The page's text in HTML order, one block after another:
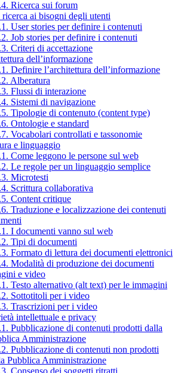
Ricerca sui forum
ai bisogni degli utenti
User stories per definire i contenuti
Job stories per definire i contenuti
Criteri di accettazione
dell’informazione
Definire l’architettura dell’informazione
Alberatura
Flussi di interazione
Sistemi di navigazione
Tipologie di contenuto (content type)
Ontologie e standard
Vocabolari controllati e tassonomie
e linguaggio
Come leggono le persone sul web
Le regole per un linguaggio semplice
Microtesti
Scrittura collaborativa
Content critique
Traduzione e localizzazione dei contenuti
I documenti vanno sul web
Tipi di documenti
Formato di lettura dei documenti elettronici
Modalità di produzione dei documenti
e video
Testo alternativo (alt text) per le immagini
Sottotitoli per i video
Trascrizioni per i video
intellettuale e privacy
Pubblicazione di contenuti prodotti dalla
Amministrazione
Pubblicazione di contenuti non prodotti
Pubblica Amministrazione
Consenso dei soggetti ritratti